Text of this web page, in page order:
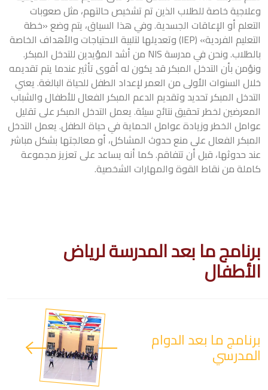
وعلاجية خاصة للطلاب الذين تم تشخيص حالتهم، مثل صعوبات
التعلم أو الإعاقات الجسدية. وفي هذا السياق، يتم وضع «خطة
التعليم الفردية» (IEP) وتعديلها لتلبية الاحتياجات والأهداف الخاصة
بالطلاب. ونحن في مدرسة NIS من أشد المؤيدين للتدخل المبكر.
ونؤمن بأن التدخل المبكر قد يكون له أقوى تأثير عندما يتم تقديمه
خلال السنوات الأولى من العمر لإعداد الطفل للحياة البالغة. يعني
التدخل المبكر تحديد وتقديم الدعم المبكر الفعال للأطفال والشباب
المعرضين لخطر تحقيق نتائج سيئة. يعمل التدخل المبكر على تقليل
عوامل الخطر وزيادة عوامل الحماية في حياة الطفل. يعمل التدخل
المبكر الفعال على منع حدوث المشاكل، أو معالجتها بشكل مباشر
عند حدوثها، قبل أن تتفاقم. كما أنه يساعد على تعزيز مجموعة
كاملة من نقاط القوة والمهارات الشخصية.
برنامج ما بعد المدرسة لرياض
الأطفال
برنامج ما بعد الدوام
المدرسي